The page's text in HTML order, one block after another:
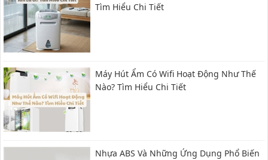
Tìm Hiểu Chi Tiết
Máy Hút Ẩm Có Wifi Hoạt Động Như Thế
Nào? Tìm Hiểu Chi Tiết
Nhựa ABS Và Những Ứng Dụng Phổ Biến